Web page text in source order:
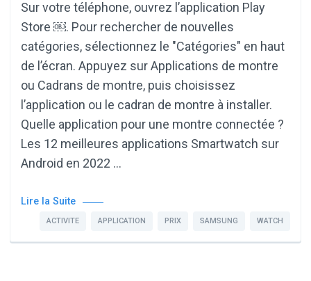
Sur votre téléphone, ouvrez l’application Play
Store ￼. Pour rechercher de nouvelles
catégories, sélectionnez le "Catégories" en haut
de l’écran. Appuyez sur Applications de montre
ou Cadrans de montre, puis choisissez
l’application ou le cadran de montre à installer.
Quelle application pour une montre connectée ?
Les 12 meilleures applications Smartwatch sur
Android en 2022 …
Lire la Suite
ACTIVITE APPLICATION PRIX SAMSUNG WATCH